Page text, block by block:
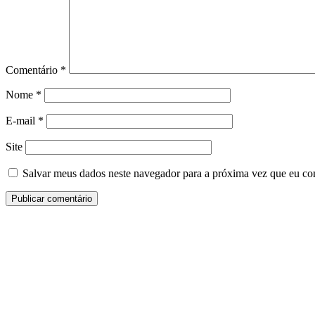
Comentário *
Nome *
E-mail *
Site
Salvar meus dados neste navegador para a próxima vez que eu